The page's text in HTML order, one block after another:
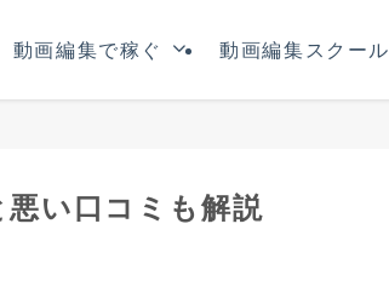
動画編集で稼ぐ 動画編集スクール
い口コミも解説